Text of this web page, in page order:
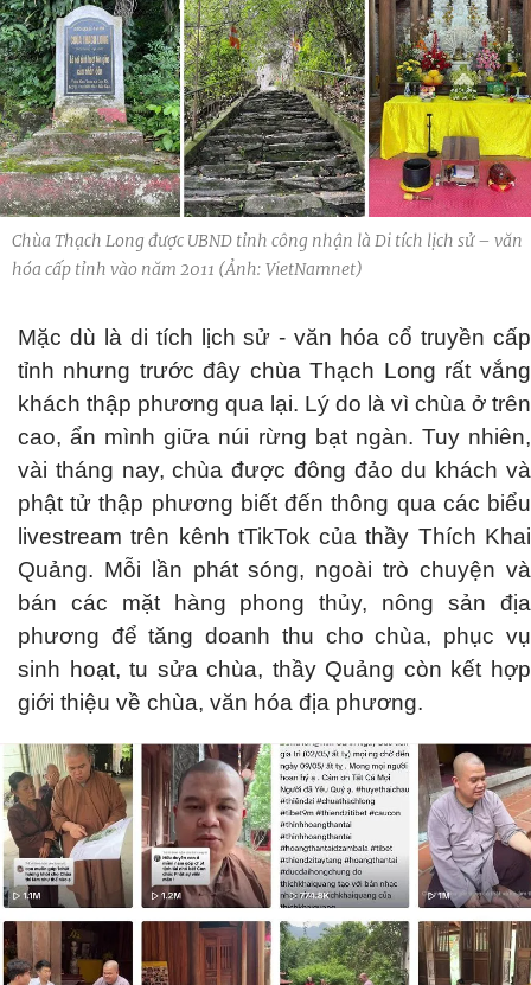
Chùa Thạch Long được UBND tỉnh công nhận là Di tích lịch sử – văn
hóa cấp tỉnh vào năm 2011 (Ảnh: VietNamnet)
Mặc dù là di tích lịch sử - văn hóa cổ truyền cấp
tỉnh nhưng trước đây chùa Thạch Long rất vắng
khách thập phương qua lại. Lý do là vì chùa ở trên
cao, ẩn mình giữa núi rừng bạt ngàn. Tuy nhiên,
vài tháng nay, chùa được đông đảo du khách và
phật tử thập phương biết đến thông qua các biểu
livestream trên kênh tTikTok của thầy Thích Khai
Quảng. Mỗi lần phát sóng, ngoài trò chuyện và
bán các mặt hàng phong thủy, nông sản địa
phương để tăng doanh thu cho chùa, phục vụ
sinh hoạt, tu sửa chùa, thầy Quảng còn kết hợp
giới thiệu về chùa, văn hóa địa phương.